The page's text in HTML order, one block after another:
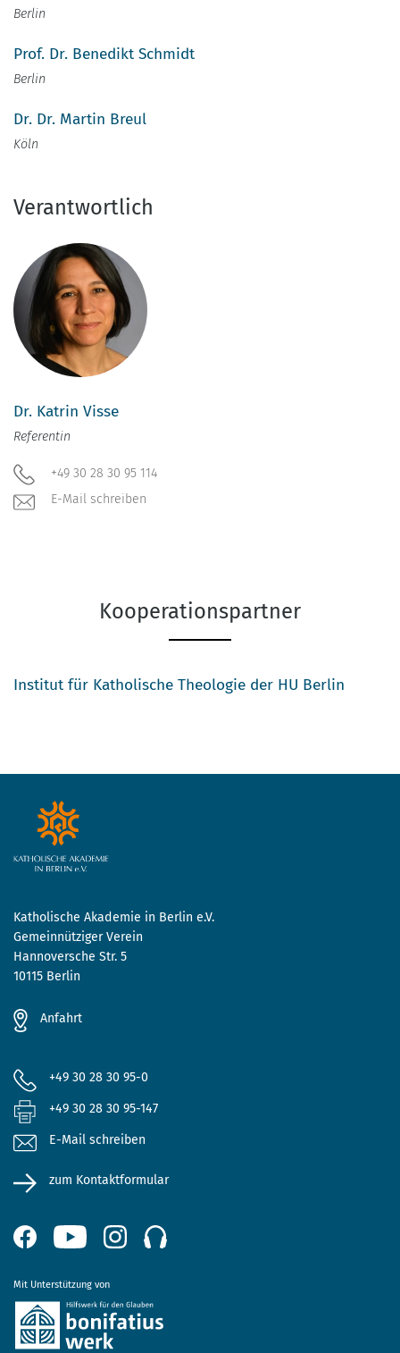
Berlin
Prof. Dr. Benedikt Schmidt
Berlin
Dr. Dr. Martin Breul
Köln
Verantwortlich
Dr. Katrin Visse
Referentin
+49 30 28 30 95 114
E-Mail schreiben
Kooperationspartner
Institut für Katholische Theologie der HU Berlin
Katholische Akademie in Berlin e.V.
Gemeinnütziger Verein
Hannoversche Str. 5
10115 Berlin
Anfahrt
+49 30 28 30 95-0
+49 30 28 30 95-147
E-Mail schreiben
zum Kontaktformular
Mit Unterstützung von